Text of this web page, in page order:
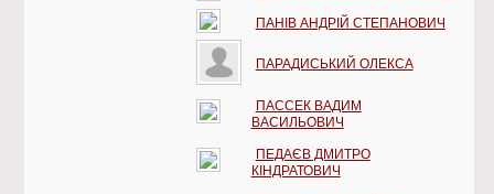
ПАНІВ АНДРІЙ СТЕПАНОВИЧ
ПАРАДИСЬКИЙ ОЛЕКСА
ПАССЕК ВАДИМ
ВАСИЛЬОВИЧ
ПЕДАЄВ ДМИТРО
КІНДРАТОВИЧ